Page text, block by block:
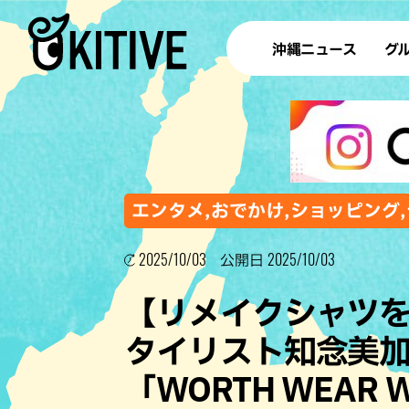
沖縄ニュース グ
ラ
テイ
すし
沖
洋食
ステー
その他
ブッフェ
エンタメ,おでかけ,ショッピン
2025/10/03 公開日 2025/10/03
【リメイクシャツ
タイリスト知念美
「WORTH WEAR